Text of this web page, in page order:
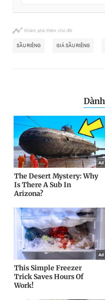
Khám phá thêm chủ đề
SẦU RIÊNG GIÁ SẦU RIÊNG